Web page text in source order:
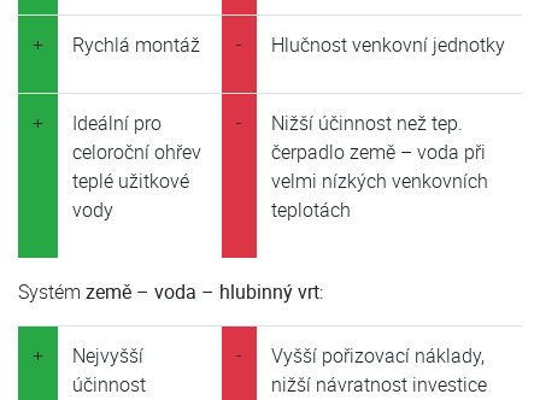
+ Rychlá montáž - Hlučnost venkovní jednotky
+
Ideální pro
celoroční ohřev
teplé užitkové
vody
-
Nižší účinnost než tep.
čerpadlo země – voda při
velmi nízkých venkovních
teplotách
Systém země – voda – hlubinný vrt:
+
Nejvyšší
účinnost
-
Vyšší pořizovací náklady,
nižší návratnost investice